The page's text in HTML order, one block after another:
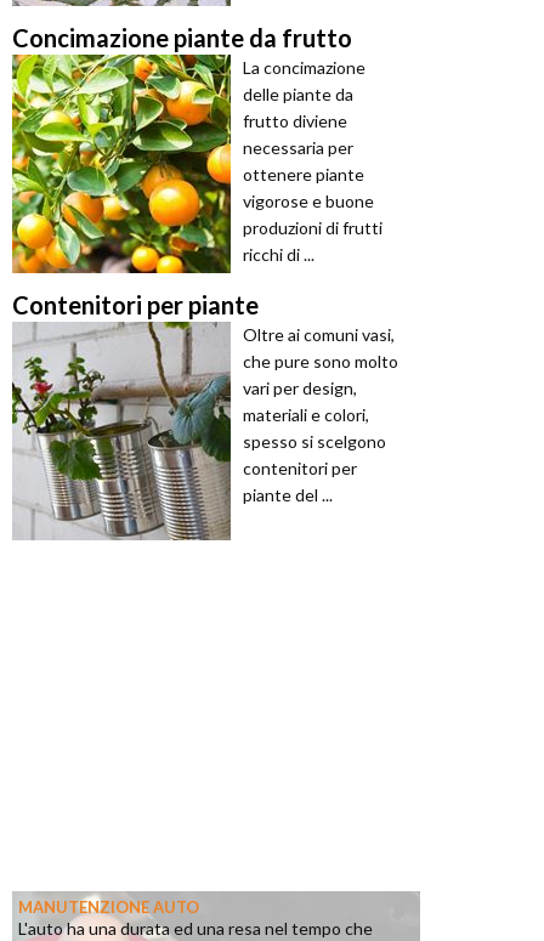
Concimazione piante da frutto
La concimazione
delle piante da
frutto diviene
necessaria per
ottenere piante
vigorose e buone
produzioni di frutti
ricchi di ...
Contenitori per piante
Oltre ai comuni vasi,
che pure sono molto
vari per design,
materiali e colori,
spesso si scelgono
contenitori per
piante del ...
MANUTENZIONE AUTO
L'auto ha una durata ed una resa nel tempo che